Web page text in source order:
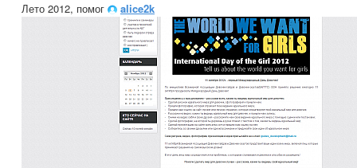
Лето 2012, помог alice2k